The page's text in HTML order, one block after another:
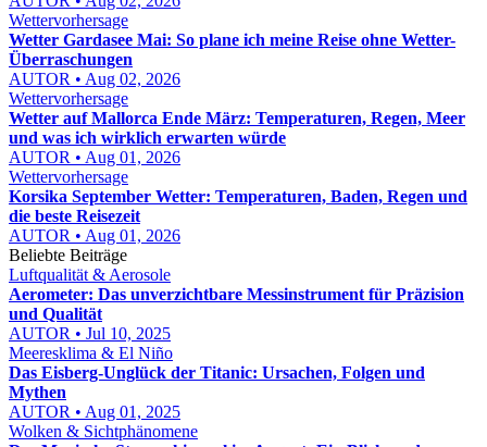
Wettervorhersage
Wetter Gardasee Mai: So plane ich meine Reise ohne Wetter-
Überraschungen
AUTOR • Aug 02, 2026
Wettervorhersage
Wetter auf Mallorca Ende März: Temperaturen, Regen, Meer
und was ich wirklich erwarten würde
AUTOR • Aug 01, 2026
Wettervorhersage
Korsika September Wetter: Temperaturen, Baden, Regen und
die beste Reisezeit
AUTOR • Aug 01, 2026
Beliebte Beiträge
Luftqualität & Aerosole
Aerometer: Das unverzichtbare Messinstrument für Präzision
und Qualität
AUTOR • Jul 10, 2025
Meeresklima & El Niño
Das Eisberg-Unglück der Titanic: Ursachen, Folgen und
Mythen
AUTOR • Aug 01, 2025
Wolken & Sichtphänomene